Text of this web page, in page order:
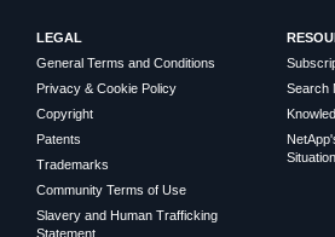
LEGAL
General Terms and Conditions
Privacy & Cookie Policy
Copyright
Patents
Trademarks
Community Terms of Use
Slavery and Human Trafficking
Statement
Search
Situation